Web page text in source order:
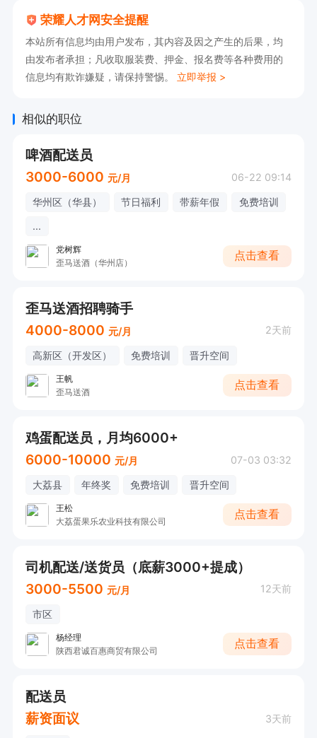
荣耀人才网安全提醒
本站所有信息均由用户发布，其内容及因之产生的后果，均
由发布者承担；凡收取服装费、押金、报名费等各种费用的
信息均有欺诈嫌疑，请保持警惕。 立即举报 >
相似的职位
啤酒配送员
3000-6000 元/月 06-22 09:14
华州区（华县） 节日福利 带薪年假
免费培训
...
党树辉
歪马送酒（华州店）
点击查看
歪马送酒招聘骑手
4000-8000 元/月 2天前
高新区（开发区） 免费培训 晋升空间
王帆
歪马送酒
点击查看
鸡蛋配送员，月均6000+
6000-10000 元/月 07-03 03:32
大荔县 年终奖 免费培训 晋升空间
王松
大荔蛋果乐农业科技有限公司
点击查看
司机配送/送货员（底薪3000+提成）
3000-5500 元/月 12天前
市区
杨经理
陕西君诚百惠商贸有限公司
点击查看
配送员
薪资面议
3天前